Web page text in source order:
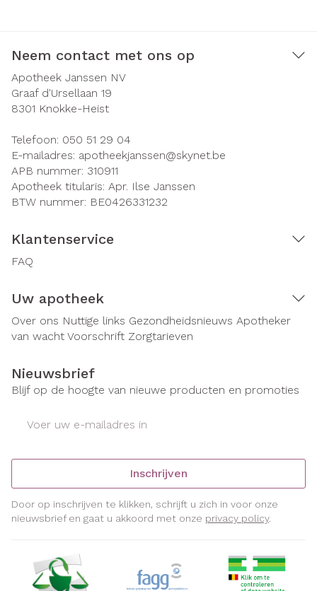
Neem contact met ons op
Apotheek Janssen NV
Graaf d'Ursellaan 19
8301 Knokke-Heist
Telefoon: 050 51 29 04
E-mailadres: apotheekjanssen@skynet.be
APB nummer: 310911
Apotheek titularis: Apr. Ilse Janssen
BTW nummer: BE0426331232
Klantenservice
FAQ
Uw apotheek
Over ons Nuttige links Gezondheidsnieuws Apotheker
van wacht Voorschrift Zorgtarieven
Nieuwsbrief
Blijf op de hoogte van nieuwe producten en promoties
Inschrijven
Door op inschrijven te klikken, schrijft u zich in voor onze
nieuwsbrief en gaat u akkoord met onze privacy policy.